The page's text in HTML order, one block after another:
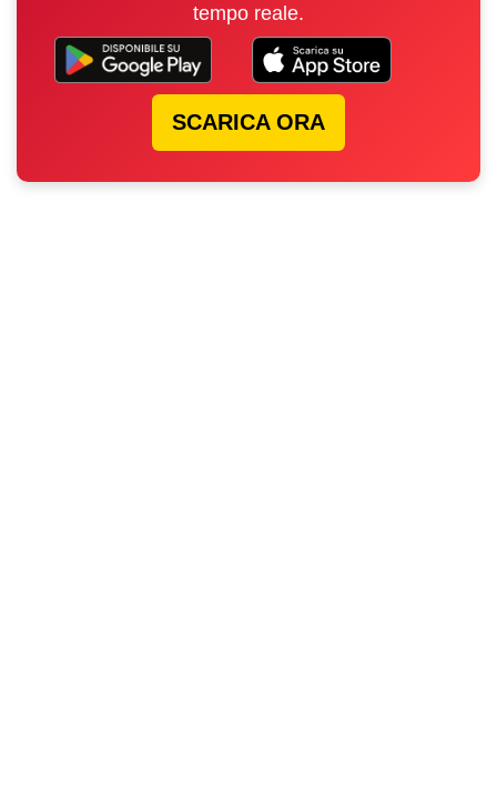
tempo reale.
SCARICA ORA